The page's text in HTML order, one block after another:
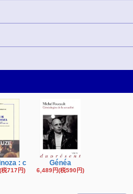
: c
717円)
Généa
6,489円(税590円)